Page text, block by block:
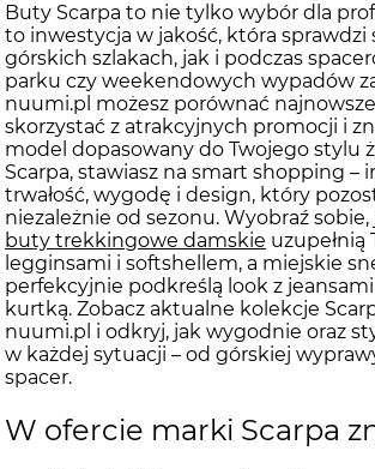
Buty Scarpa to nie tylko wybór dla
to inwestycja w jakość, która sprawdzi
górskich szlakach, jak i podczas
parku czy weekendowych wypadów
nuumi.pl możesz porównać
skorzystać z atrakcyjnych promocji i
model dopasowany do Twojego stylu
Scarpa, stawiasz na smart shopping –
trwałość, wygodę i design, który
niezależnie od sezonu. Wyobraź
buty trekkingowe damskie uzupełnią
legginsami i softshellem, a miejskie
perfekcyjnie podkreślą look z
kurtką. Zobacz aktualne kolekcje
nuumi.pl i odkryj, jak wygodnie oraz
w każdej sytuacji – od górskiej
spacer.
W ofercie marki Scarpa